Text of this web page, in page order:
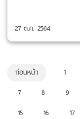
27 ต.ค. 2564
ก่อนหน้า 1
7
8 9
15
16 17